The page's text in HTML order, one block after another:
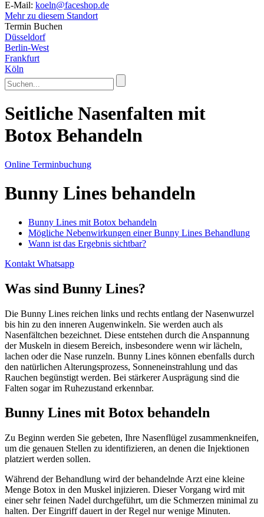
E-Mail: koeln@faceshop.de
Mehr zu diesem Standort
Termin Buchen
Düsseldorf
Berlin-West
Frankfurt
Köln
Seitliche Nasenfalten mit
Botox Behandeln
Online Terminbuchung
Bunny Lines behandeln
Bunny Lines mit Botox behandeln
Mögliche Nebenwirkungen einer Bunny Lines Behandlung
Wann ist das Ergebnis sichtbar?
Kontakt Whatsapp
Was sind Bunny Lines?
Die Bunny Lines reichen links und rechts entlang der Nasenwurzel
bis hin zu den inneren Augenwinkeln. Sie werden auch als
Nasenfältchen bezeichnet. Diese entstehen durch die Anspannung
der Muskeln in diesem Bereich, insbesondere wenn wir lächeln,
lachen oder die Nase runzeln. Bunny Lines können ebenfalls durch
den natürlichen Alterungsprozess, Sonneneinstrahlung und das
Rauchen begünstigt werden. Bei stärkerer Ausprägung sind die
Falten sogar im Ruhezustand erkennbar.
Bunny Lines mit Botox behandeln
Zu Beginn werden Sie gebeten, Ihre Nasenflügel zusammenkneifen,
um die genauen Stellen zu identifizieren, an denen die Injektionen
platziert werden sollen.
Während der Behandlung wird der behandelnde Arzt eine kleine
Menge Botox in den Muskel injizieren. Dieser Vorgang wird mit
einer sehr feinen Nadel durchgeführt, um die Schmerzen minimal zu
halten. Der Eingriff dauert in der Regel nur wenige Minuten.